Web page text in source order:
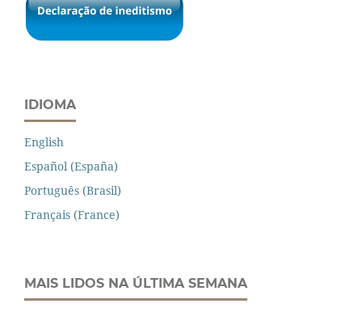
IDIOMA
English
Español (España)
Português (Brasil)
Français (France)
MAIS LIDOS NA ÚLTIMA SEMANA